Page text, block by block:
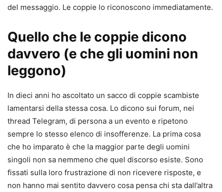
del messaggio. Le coppie lo riconoscono immediatamente.
Quello che le coppie dicono
davvero (e che gli uomini non
leggono)
In dieci anni ho ascoltato un sacco di coppie scambiste
lamentarsi della stessa cosa. Lo dicono sui forum, nei
thread Telegram, di persona a un evento e ripetono
sempre lo stesso elenco di insofferenze. La prima cosa
che ho imparato è che la maggior parte degli uomini
singoli non sa nemmeno che quel discorso esiste. Sono
fissati sulla loro frustrazione di non ricevere risposte, e
non hanno mai sentito davvero cosa pensa chi sta dall’altra